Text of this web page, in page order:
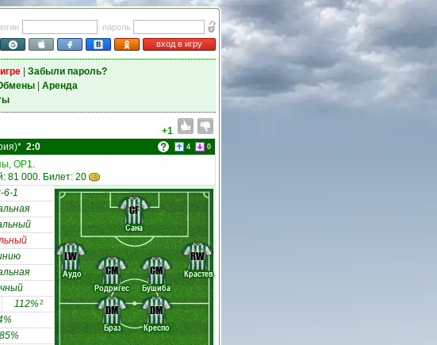
пароль
вход в игру
| Забыли пароль?
| Аренда
+1
2:0 4 0
ОР1.
81 000. Билет: 20
6-1
Аудо
Браз Креспо
Родригес Бушиба
Крастев
Сана
LW
DM DM
CM CM
RW
CF
112%2